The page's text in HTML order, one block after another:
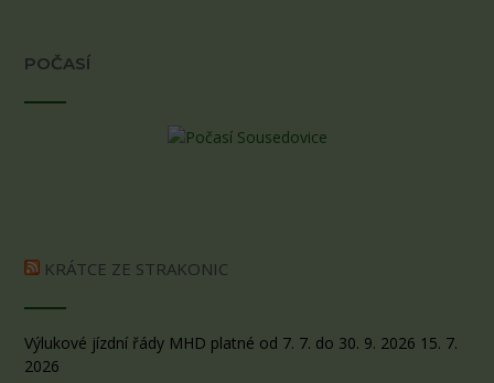
POČASÍ
KRÁTCE ZE STRAKONIC
Výlukové jízdní řády MHD platné od 7. 7. do 30. 9. 2026 15. 7.
2026